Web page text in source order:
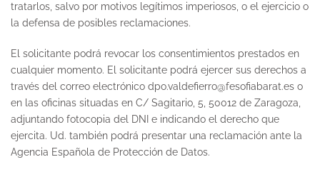
tratarlos, salvo por motivos legítimos imperiosos, o el ejercicio o
la defensa de posibles reclamaciones.
El solicitante podrá revocar los consentimientos prestados en
cualquier momento. El solicitante podrá ejercer sus derechos a
través del correo electrónico dpo.valdefierro@fesofiabarat.es o
en las oficinas situadas en C/ Sagitario, 5, 50012 de Zaragoza,
adjuntando fotocopia del DNI e indicando el derecho que
ejercita. Ud. también podrá presentar una reclamación ante la
Agencia Española de Protección de Datos.